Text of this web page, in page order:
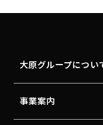
大原グループについ
事業案内